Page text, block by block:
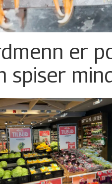
er
spiser